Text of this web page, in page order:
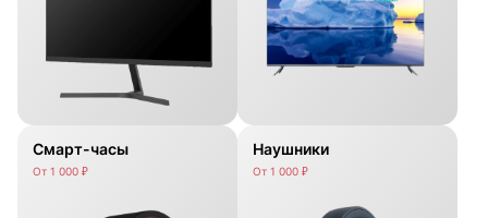
Смарт-часы
От 1 000 ₽
Наушники
От 1 000 ₽